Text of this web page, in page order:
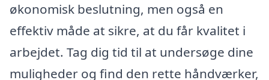
økonomisk beslutning, men også en
effektiv måde at sikre, at du får kvalitet i
arbejdet. Tag dig tid til at undersøge dine
muligheder og find den rette håndværker,